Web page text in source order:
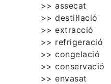
>> assecat
>> destil·lació
>> extracció
>> refrigeració
>> congelació
>> conservació
>> envasat